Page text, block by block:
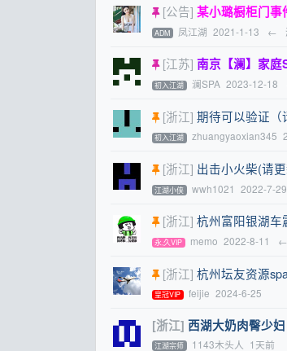
[公告] 某小璐橱柜门事
ADM 凤江湖 2021-1-13 ←
[江苏] 南京【澜】家庭
初入江湖 澜SPA 2023-12-18
[浙江] 期待可以验证（
初入江湖 zhuangyaoxian345
[浙江] 出击小火柴(请
江湖小侠 wwh1021 2022-7-29
[浙江] 杭州富阳银湖车
永,久VIP memo 2022-8-11 ←
[浙江] 杭州坛友资源
皇冠VIP feijie 2024-6-25
[浙江] 西湖大奶肉臀少妇
江湖宗师 1143木头人 1天前